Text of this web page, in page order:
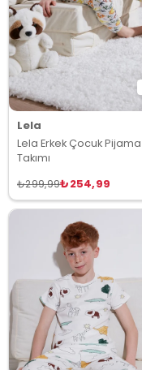
Lela
Lela Erkek Çocuk Pijama
Takımı
₺254,99
₺299,99